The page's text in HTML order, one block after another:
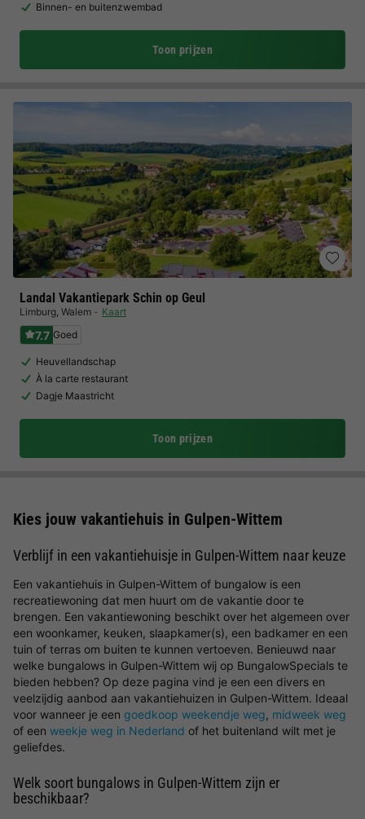
Binnen- en buitenzwembad
Toon prijzen
Landal Vakantiepark Schin op Geul
Limburg, Walem Kaart
7.7 Goed
Heuvellandschap
À la carte restaurant
Dagje Maastricht
Toon prijzen
Kies jouw vakantiehuis in Gulpen-Wittem
Verblijf in een vakantiehuisje in Gulpen-Wittem naar keuze
Een vakantiehuis in Gulpen-Wittem of bungalow is een
recreatiewoning dat men huurt om de vakantie door te
brengen. Een vakantiewoning beschikt over het algemeen over
een woonkamer, keuken, slaapkamer(s), een badkamer en een
tuin of terras om buiten te kunnen vertoeven. Benieuwd naar
welke bungalows in Gulpen-Wittem wij op BungalowSpecials te
bieden hebben? Op deze pagina vind je een een divers en
veelzijdig aanbod aan vakantiehuizen in Gulpen-Wittem. Ideaal
voor wanneer je een goedkoop weekendje weg, midweek weg
of een weekje weg in Nederland of het buitenland wilt met je
geliefdes.
Welk soort bungalows in Gulpen-Wittem zijn er
beschikbaar?